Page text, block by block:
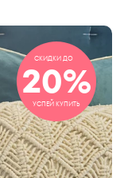
СКИДКИ ДО
20%
УСПЕЙ КУПИТЬ